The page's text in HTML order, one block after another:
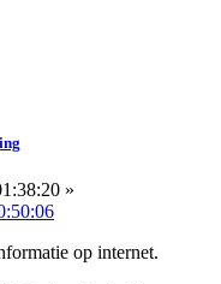
»
op internet.